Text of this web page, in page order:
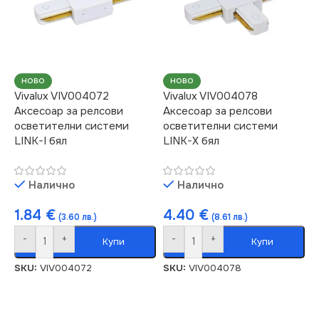
НОВО
Vivalux VIV004072
Аксесоар за релсови
осветителни системи
LINK-I бял
Налично
1.84 € (3.60 лв.)
- + Купи
SKU: VIV004072
НОВО
Vivalux VIV004078
Аксесоар за релсови
осветителни системи
LINK-X бял
Налично
4.40 € (8.61 лв.)
- + Купи
SKU: VIV004078